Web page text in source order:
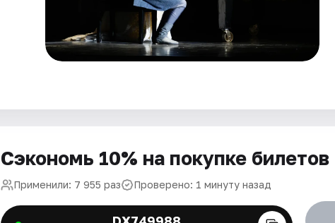
Сэкономь 10% на покупке билетов
Применили: 7 955 раз Проверено: 1 минуту назад